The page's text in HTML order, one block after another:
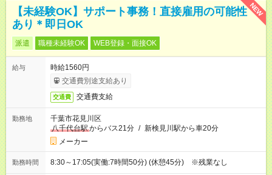
NEW
【未経験OK】サポート事務！直接雇用の可能性
あり＊即日OK
派遣 職種未経験OK WEB登録・面接OK
給与
時給1560円
交通費別途支給あり
交通費 交通費支給
勤務地
千葉市花見川区
八千代台駅からバス21分 / 新検見川駅から車20分
メーカー
勤務時間 8:30～17:05(実働:7時間50分) (休憩45分) ※残業なし